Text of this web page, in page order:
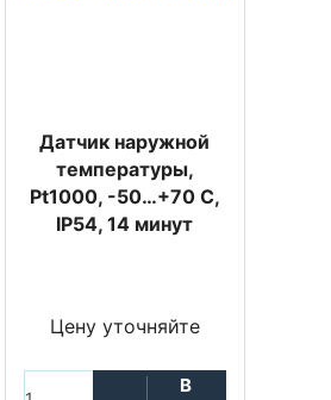
Датчик наружной
температуры,
Pt1000, -50…+70 С,
IP54, 14 минут
Цену уточняйте
В